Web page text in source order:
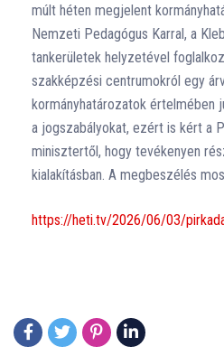
múlt héten megjelent
Nemzeti Pedagógus Karral, a
tankerületek helyzetével
szakképzési centrumokról egy
kormányhatározatok értelmében
a jogszabályokat, ezért is kért a
minisztertől, hogy tevékenyen
kialakításban. A megbeszélés
https://heti.tv/2026/06/03/